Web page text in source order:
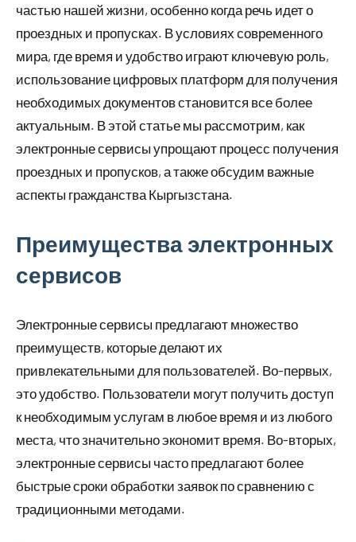
частью нашей жизни, особенно когда речь идет о
проездных и пропусках. В условиях современного
мира, где время и удобство играют ключевую роль,
использование цифровых платформ для получения
необходимых документов становится все более
актуальным. В этой статье мы рассмотрим, как
электронные сервисы упрощают процесс получения
проездных и пропусков, а также обсудим важные
аспекты гражданства Кыргызстана.
Преимущества электронных
сервисов
Электронные сервисы предлагают множество
преимуществ, которые делают их
привлекательными для пользователей. Во-первых,
это удобство. Пользователи могут получить доступ
к необходимым услугам в любое время и из любого
места, что значительно экономит время. Во-вторых,
электронные сервисы часто предлагают более
быстрые сроки обработки заявок по сравнению с
традиционными методами.